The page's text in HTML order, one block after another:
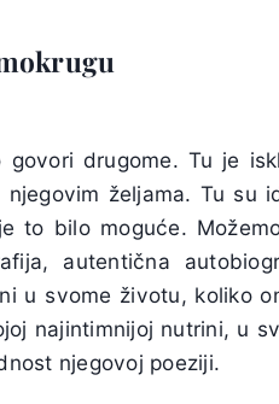
drugome. Tu je
željama. Tu su
to bilo moguće.
autentična
u svome životu, koliko
najintimnijoj nutrini, u
njegovoj poeziji.